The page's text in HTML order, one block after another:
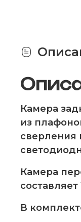
Камера
из
сверления
Камера
В